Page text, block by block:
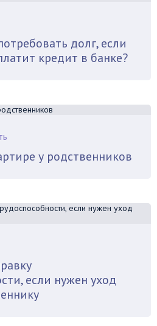
долг, если
кредит в банке?
у родственников
если нужен уход